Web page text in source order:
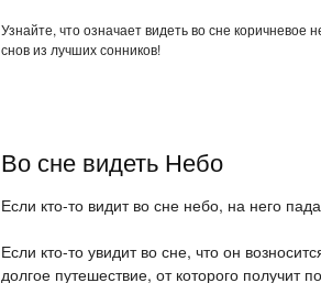
Узнайте, что означает видеть во сне коричневое
снов из лучших сонников!
Во сне видеть Небо
Если кто-то видит во сне небо, на него
Если кто-то увидит во сне, что он
долгое путешествие, от которого получит